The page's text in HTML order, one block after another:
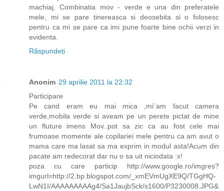
machiaj. Combinatia mov - verde e una din preferatele
mele, mi se pare tinereasca si deosebita si o folosesc
pentru ca mi se pare ca imi pune foarte bine ochii verzi in
evidenta.
Răspundeți
Anonim 29 aprilie 2011 la 22:32
Participare
Pe cand eram eu mai mica ,mi`am facut camera
verde,mobila verde si aveam pe un perete pictat de mine
un fluture imens Mov..pot sa zic ca au fost cele mai
frumoase momente ale copilariei mele pentru ca am avut o
mama care ma lasat sa ma exprim in modul asta!Acum din
pacate am redecorat dar nu o sa uit niciodata :x!
poza cu care particip http://www.google.ro/imgres?
imgurl=http://2.bp.blogspot.com/_xmEVmUgXE9Q/TGgHQ-
LwN1I/AAAAAAAAAg4/Sa1JaujbSck/s1600/P3230008.JPG&